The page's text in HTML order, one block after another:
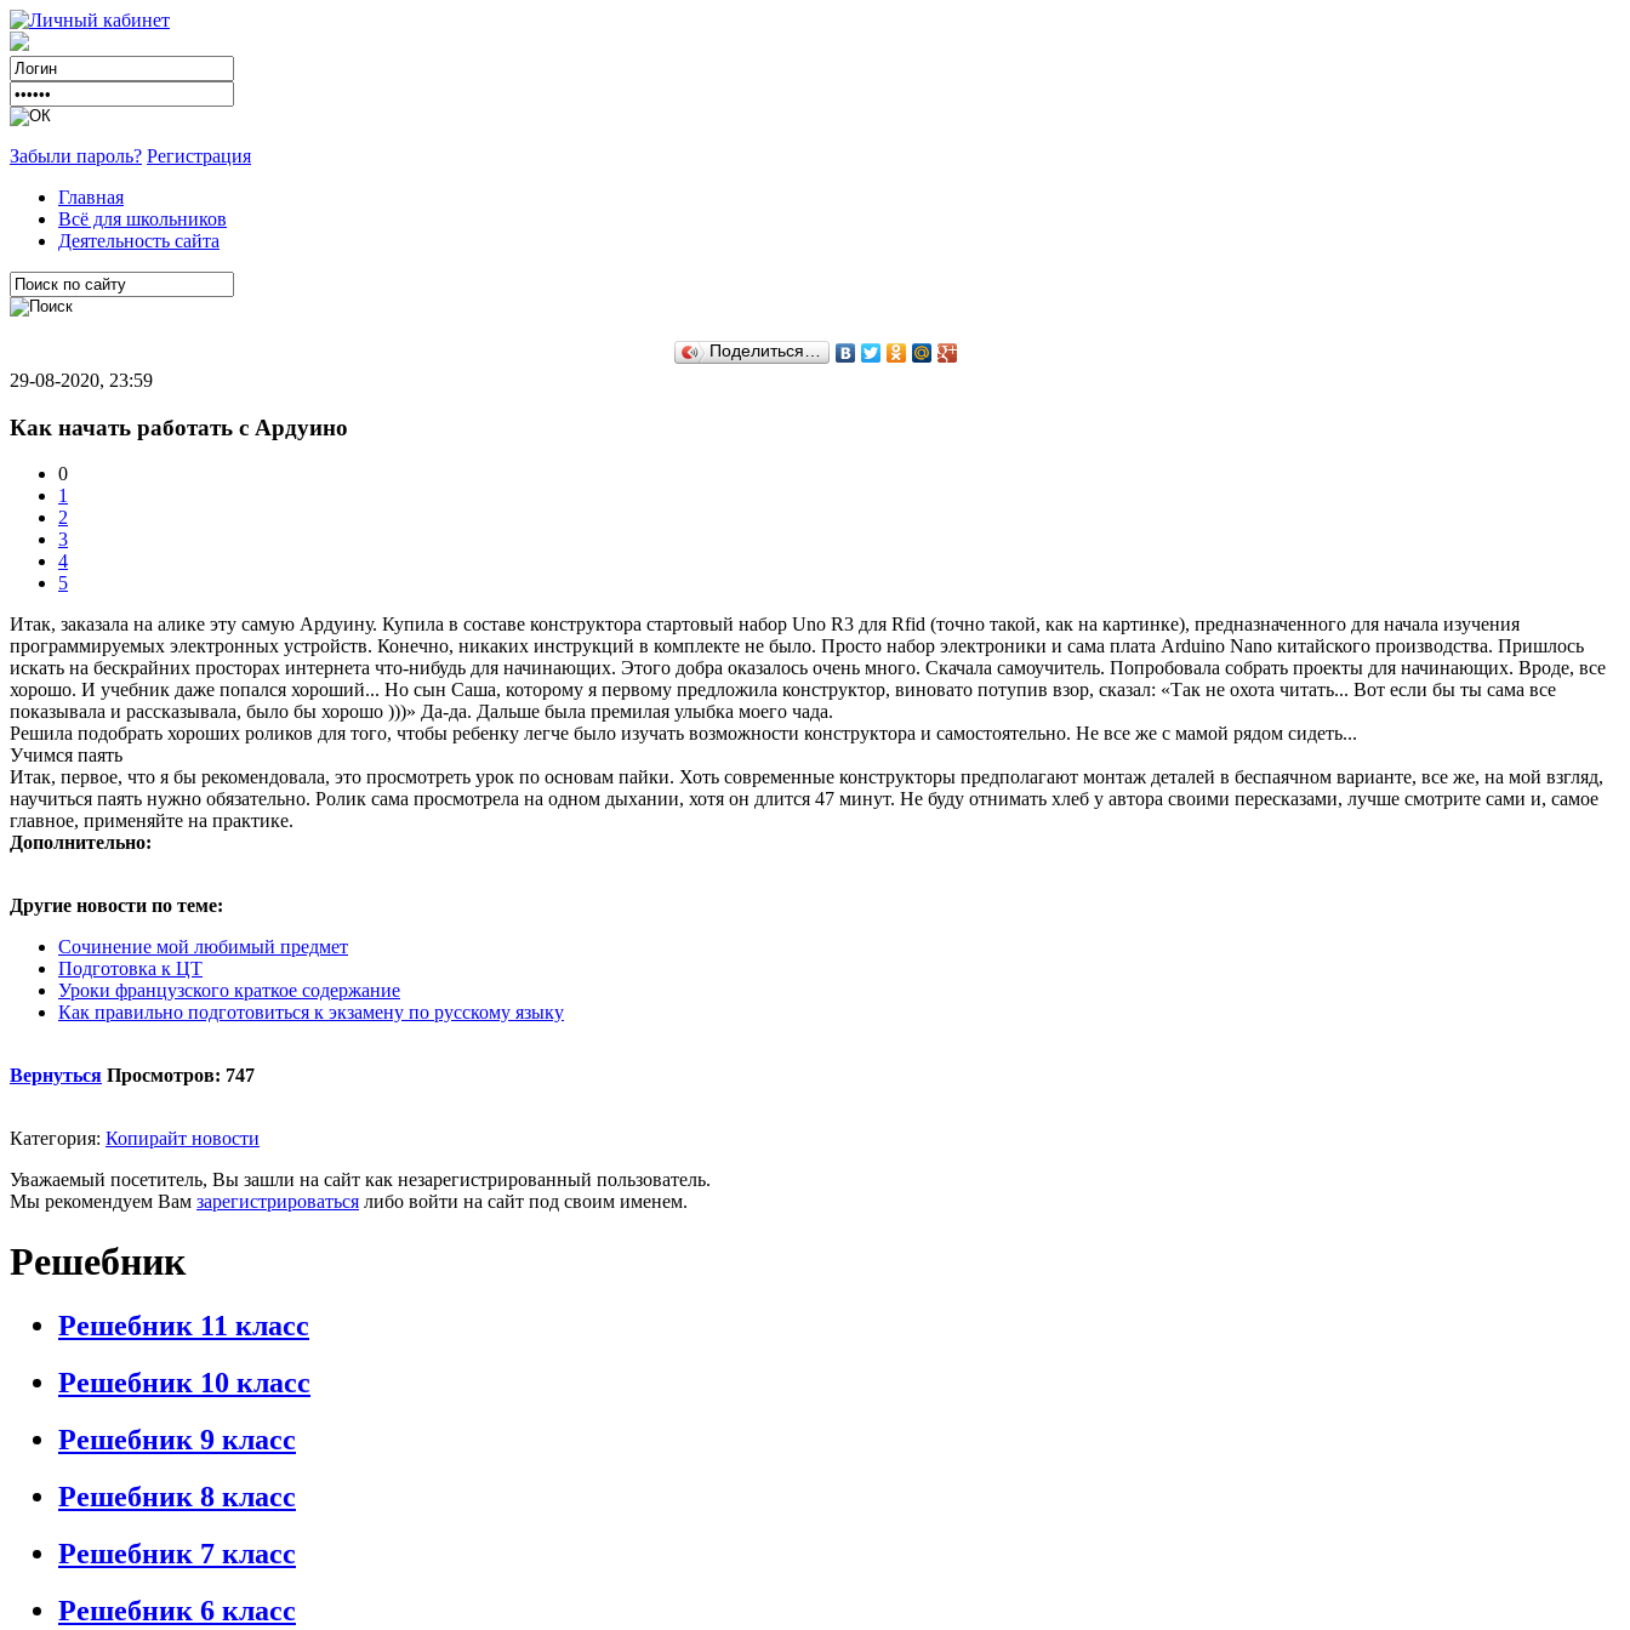
Забыли пароль? Регистрация
Главная
Всё для школьников
Деятельность сайта
Поделиться…
29-08-2020, 23:59
Как начать работать с Ардуино
0
1
2
3
4
5
Итак, заказала на алике эту самую Ардуину. Купила в составе конструктора стартовый набор Uno R3 для Rfid (точно такой, как на картинке), предназначенного для начала изучения
программируемых электронных устройств. Конечно, никаких инструкций в комплекте не было. Просто набор электроники и сама плата Arduino Nano китайского производства. Пришлось
искать на бескрайних просторах интернета что-нибудь для начинающих. Этого добра оказалось очень много. Скачала самоучитель. Попробовала собрать проекты для начинающих. Вроде, все
хорошо. И учебник даже попался хороший... Но сын Саша, которому я первому предложила конструктор, виновато потупив взор, сказал: «Так не охота читать... Вот если бы ты сама все
показывала и рассказывала, было бы хорошо )))» Да-да. Дальше была премилая улыбка моего чада.
Решила подобрать хороших роликов для того, чтобы ребенку легче было изучать возможности конструктора и самостоятельно. Не все же с мамой рядом сидеть...
Учимся паять
Итак, первое, что я бы рекомендовала, это просмотреть урок по основам пайки. Хоть современные конструкторы предполагают монтаж деталей в беспаячном варианте, все же, на мой взгляд,
научиться паять нужно обязательно. Ролик сама просмотрела на одном дыхании, хотя он длится 47 минут. Не буду отнимать хлеб у автора своими пересказами, лучше смотрите сами и, самое
главное, применяйте на практике.
Дополнительно:
Другие новости по теме:
Сочинение мой любимый предмет
Подготовка к ЦТ
Уроки французского краткое содержание
Как правильно подготовиться к экзамену по русскому языку
Вернуться Просмотров: 747
Категория: Копирайт новости
Уважаемый посетитель, Вы зашли на сайт как незарегистрированный пользователь.
Мы рекомендуем Вам зарегистрироваться либо войти на сайт под своим именем.
Решебник
Решебник 11 класс
Решебник 10 класс
Решебник 9 класс
Решебник 8 класс
Решебник 7 класс
Решебник 6 класс